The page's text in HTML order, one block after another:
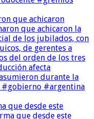
que achicaron
que desde este